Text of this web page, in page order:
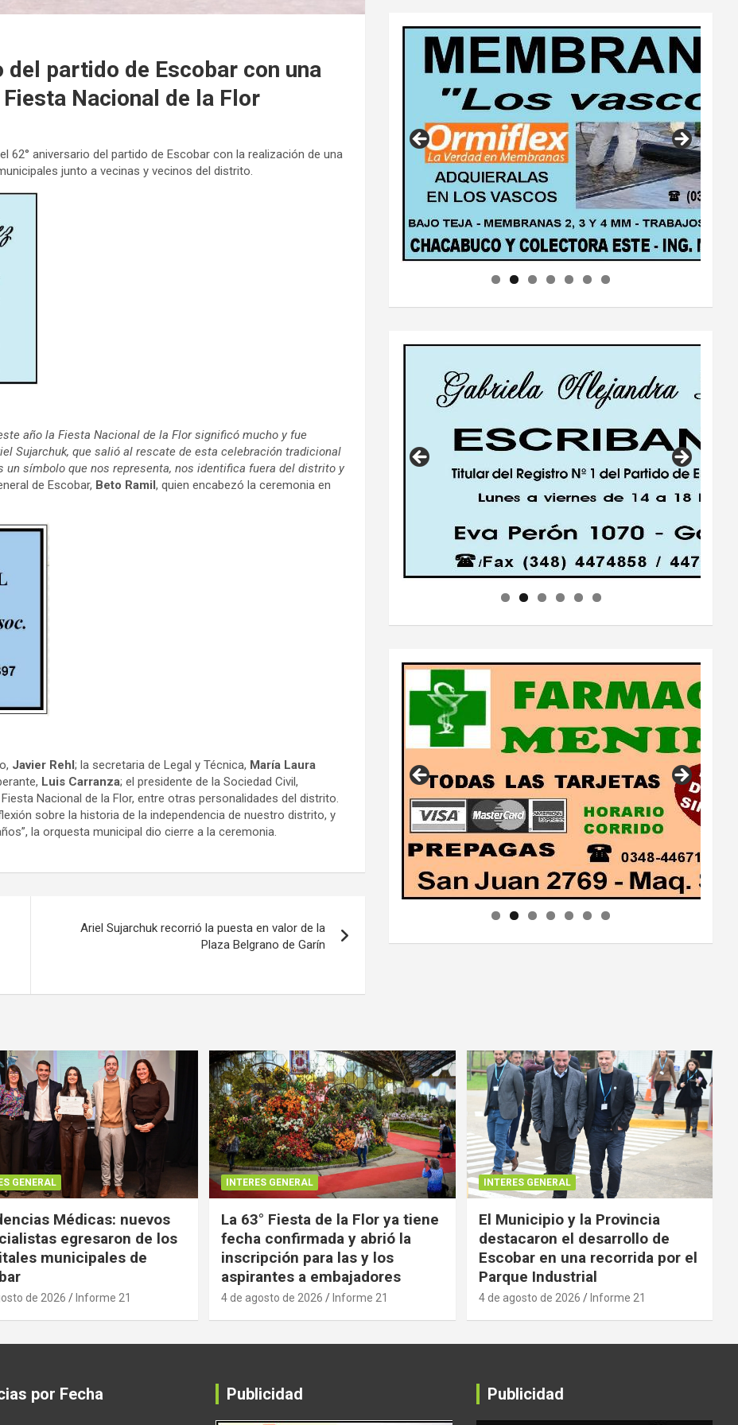
partido de Escobar con una
Nacional de la Flor
62° aniversario del partido de Escobar con la realización de una
junto a vecinas y vecinos del distrito.
año la Fiesta Nacional de la Flor significó mucho y fue
Sujarchuk, que salió al rescate de esta celebración tradicional
símbolo que nos representa, nos identifica fuera del distrito y
de Escobar, Beto Ramil, quien encabezó la ceremonia en
Javier Rehl; la secretaria de Legal y Técnica, María Laura
Luis Carranza; el presidente de la Sociedad Civil,
Nacional de la Flor, entre otras personalidades del distrito.
sobre la historia de la independencia de nuestro distrito, y
la orquesta municipal dio cierre a la ceremonia.
Ariel Sujarchuk recorrió la puesta en valor de la
Plaza Belgrano de Garín
GENERAL
Médicas: nuevos
egresaron de los
municipales de
de 2026 Informe 21
INTERES GENERAL
La 63° Fiesta de la Flor ya tiene
fecha confirmada y abrió la
inscripción para las y los
aspirantes a embajadores
4 de agosto de 2026 Informe 21
INTERES GENERAL
El Municipio y la Provincia
destacaron el desarrollo de
Escobar en una recorrida por el
Parque Industrial
4 de agosto de 2026 Informe 21
por Fecha Publicidad Publicidad